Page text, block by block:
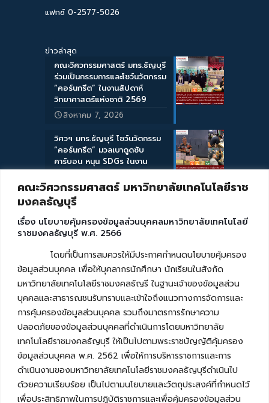
คณะวิศวกรรมศาสตร์ มหาวิทยาลัยเทคโนโลยีราช
มงคลธัญบุรี
เรื่อง นโยบายคุ้มครองข้อมูลส่วนบุคคลมหาวิทยาลัยเทคโนโลยี
ราชมงคลธัญบุรี พ.ศ. 2566
โดยที่เป็นการสมควรให้มีประกาศกำหนดนโยบายคุ้มครอง
ข้อมูลส่วนบุคคล เพื่อให้บุคลากรนักศึกษา นักเรียนในสังกัด
มหาวิทยาลัยเทคโนโลยีราชมงคลธัญรี ในฐานะเจ้าของข้อมูลส่วน
บุคคลและสาธารณชนรับทราบและเข้าใจถึงแนวทางการจัดการและ
การคุ้มครองข้อมูลส่วนบุคคล รวมถึงมาตรการรักษาความ
ปลอดภัยของข้อมูลส่วนบุคคลที่ดำเนินการโดยมหาวิทยาลัย
เทคโนโลยีราชมงคลธัญบุรี ให้เป็นไปตามพระราชบัญญัติคุ้มครอง
ข้อมูลส่วนบุคคล พ.ศ. 2562 เพื่อให้การบริหารราชการและการ
ดำเนินงานของมหาวิทยาลัยเทคโนโลยีราชมงคลธัญบุรีดำเนินไป
ด้วยความเรียบร้อย เป็นไปตามนโยบายและวัตถุประสงค์ที่กำหนดไว้
เพื่อประสิทธิภาพในการปฏิบัติราชการและเพื่อคุ้มครองข้อมูลส่วน
แฟกซ์ 0-2577-5026
ข่าวล่าสุด
คณะวิศวกรรมศาสตร์ มทร.ธัญบุรี
ร่วมเป็นกรรมการและโชว์นวัตกรรม
“คอร์นกรีต” ในงานสัปดาห์
วิทยาศาสตร์แห่งชาติ 2569
สิงหาคม 7, 2026
วิศวฯ มทร.ธัญบุรี โชว์นวัตกรรม
“คอร์นกรีต” มวลเบาดูดซับ
คาร์บอน หนุน SDGs ในงาน
Sustrends 2027
สิงหาคม 6, 2026
คณะวิศวกรรมศาสตร์ มทร.ธัญบุรี
ต้อนรับเทศบาลตำบลพุเตย ศึกษา
ดูงานแปรรูปวัสดุเหลือใช้สร้าง
สิงหาคม 5, 2026
คณะวิศวกรรมศาสตร์ มทร.ธัญบุรี
ขอเชิญฟังบรรยายพิเศษด้านพอลิ
เมอร์ชีวภาพ โดย Prof. Dr. Yuji
Aso จาก Kyoto Institute of
Technology
สิงหาคม 3, 2026
คณะวิศวกรรมศาสตร์ มทร.ธัญบุรี
ขอเชิญฟังบรรยายพิเศษด้านสิ่ง